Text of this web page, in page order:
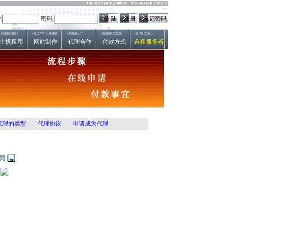
密码:
主机租用 网站制作 代理合作 付款方式 合租服务器
理的类型 代理协议 申请成为代理